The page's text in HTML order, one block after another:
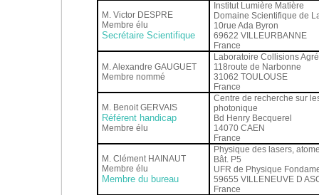
M. Victor DESPRE
Membre élu
Secrétaire Scientifique
Institut Lumière Matière
Domaine Scientifique de
10rue Ada Byron
69622 VILLEURBANNE
France
M. Alexandre GAUGUET
Membre nommé
Laboratoire Collisions
118route de Narbonne
31062 TOULOUSE
France
M. Benoit GERVAIS
Référent handicap
Membre élu
Centre de recherche sur
photonique
Bd Henry Becquerel
14070 CAEN
France
M. Clément HAINAUT
Membre élu
Membre du bureau
Physique des lasers,
Bât. P5
UFR de Physique
59655 VILLENEUVE D
France